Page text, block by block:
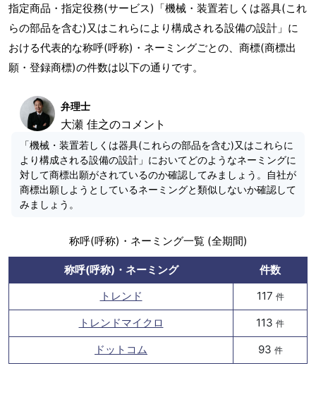
指定商品・指定役務(サービス)「機械・装置若しくは器具(これ
らの部品を含む)又はこれらにより構成される設備の設計」に
おける代表的な称呼(呼称)・ネーミングごとの、商標(商標出
願・登録商標)の件数は以下の通りです。
弁理士
大瀬 佳之のコメント
「機械・装置若しくは器具(これらの部品を含む)又はこれらに
より構成される設備の設計」においてどのようなネーミングに
対して商標出願がされているのか確認してみましょう。自社が
商標出願しようとしているネーミングと類似しないか確認して
みましょう。
称呼(呼称)・ネーミング一覧 (全期間)
称呼(呼称)・ネーミング
件数
トレンド
117 件
トレンドマイクロ 113 件
ドットコム 93 件